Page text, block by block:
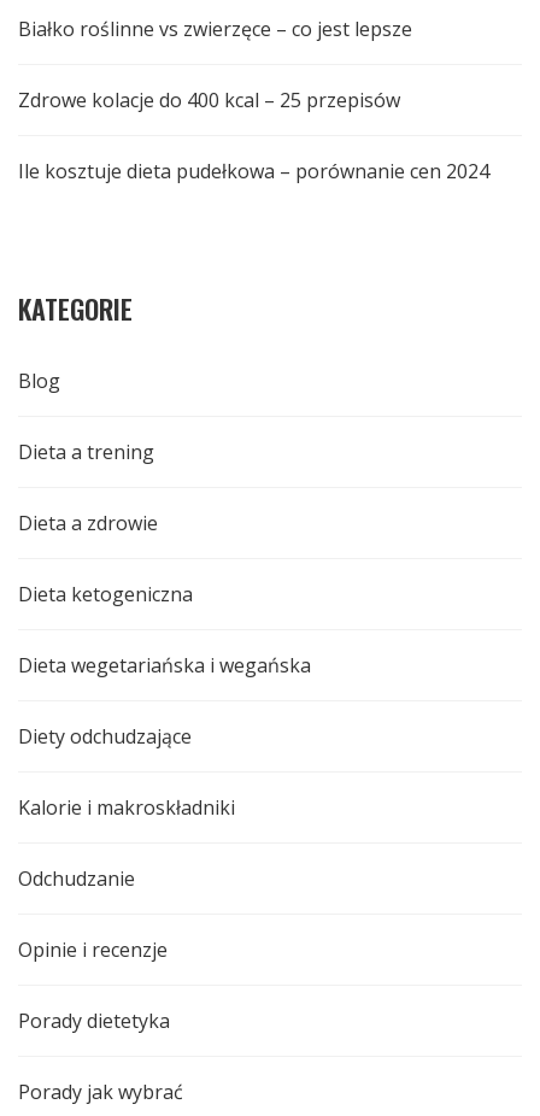
Białko roślinne vs zwierzęce – co jest lepsze
Zdrowe kolacje do 400 kcal – 25 przepisów
Ile kosztuje dieta pudełkowa – porównanie cen 2024
KATEGORIE
Blog
Dieta a trening
Dieta a zdrowie
Dieta ketogeniczna
Dieta wegetariańska i wegańska
Diety odchudzające
Kalorie i makroskładniki
Odchudzanie
Opinie i recenzje
Porady dietetyka
Porady jak wybrać